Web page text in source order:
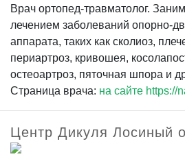
Врач ортопед-травматолог.
лечением заболеваний опорно-
аппарата, таких как сколиоз,
периартроз, кривошея,
остеоартроз, пяточная шпора и
Страница врача: на сайте https://
Центр Дикуля Лосиный